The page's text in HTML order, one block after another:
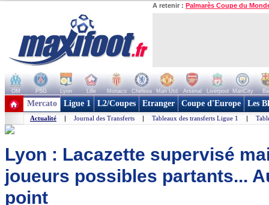
A retenir : Palmarès Coupe du
OM PSG Lyon Lille Monaco Chelsea Man Utd Arsenal Liverpool ManCity
+ de clubs
Mercato Ligue 1 L2/Coupes Etranger Coupe d'Europe Les
Actualité | Journal des Transferts | Tableaux des transferts Ligue 1 |
Lyon : Lacazette supervisé
joueurs possibles partants...
point